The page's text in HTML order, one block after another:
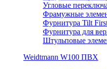
Угловые
Фрамужные
Фурнитура Tilt First
Фурнитура для
Штульповые
Weidtmann W100 ПВХ